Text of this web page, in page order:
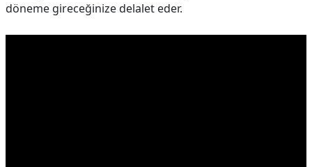
döneme gireceğinize delalet eder.